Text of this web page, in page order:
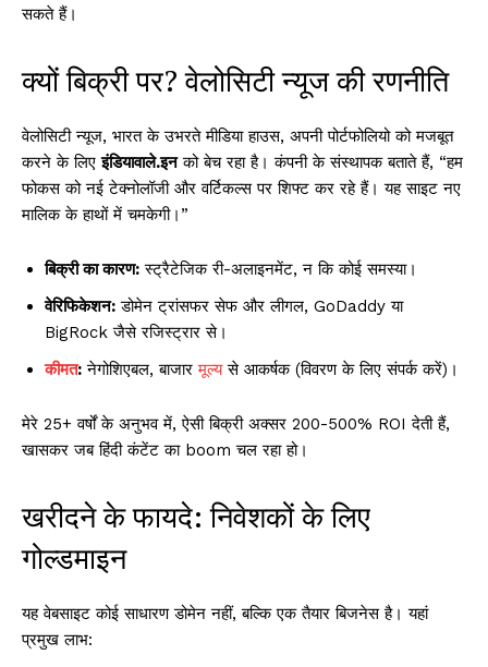
सकते हैं।
क्यों बिक्री पर? वेलोसिटी न्यूज की रणनीति
वेलोसिटी न्यूज, भारत के उभरते मीडिया हाउस, अपनी पोर्टफोलियो को मजबूत
करने के लिएइंडियावाले.इनको बेच रहा है। कंपनी के संस्थापक बताते हैं, “हम
फोकस को नई टेक्नोलॉजी और वर्टिकल्स पर शिफ्ट कर रहे हैं। यह साइट नए
मालिक के हाथों में चमकेगी।”
बिक्री का कारण: स्ट्रैटेजिक री-अलाइनमेंट, न कि कोई समस्या।
वेरिफिकेशन: डोमेन ट्रांसफर सेफ और लीगल, GoDaddy या
BigRock जैसे रजिस्ट्रार से।
कीमत: नेगोशिएबल, बाजारमूल्यसे आकर्षक (विवरण के लिए संपर्क करें)।
मेरे 25+ वर्षों के अनुभव में, ऐसी बिक्री अक्सर 200-500% ROI देती हैं,
खासकर जब हिंदी कंटेंट का boom चल रहा हो।
खरीदने के फायदे: निवेशकों के लिए
गोल्डमाइन
यह वेबसाइट कोई साधारण डोमेन नहीं, बल्कि एक तैयार बिजनेस है। यहां
प्रमुख लाभ: